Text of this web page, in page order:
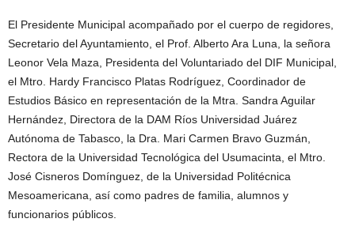
El Presidente Municipal acompañado por el cuerpo de regidores,
Secretario del Ayuntamiento, el Prof. Alberto Ara Luna, la señora
Leonor Vela Maza, Presidenta del Voluntariado del DIF Municipal,
el Mtro. Hardy Francisco Platas Rodríguez, Coordinador de
Estudios Básico en representación de la Mtra. Sandra Aguilar
Hernández, Directora de la DAM Ríos Universidad Juárez
Autónoma de Tabasco, la Dra. Mari Carmen Bravo Guzmán,
Rectora de la Universidad Tecnológica del Usumacinta, el Mtro.
José Cisneros Domínguez, de la Universidad Politécnica
Mesoamericana, así como padres de familia, alumnos y
funcionarios públicos.